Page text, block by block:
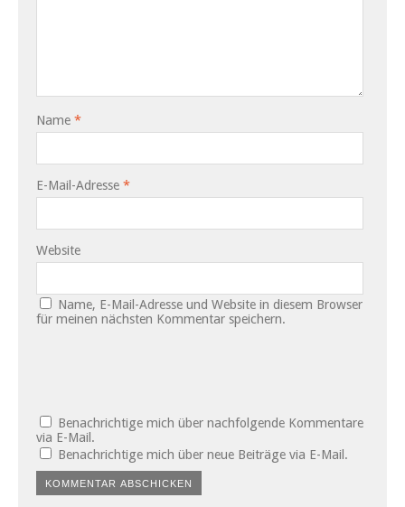
Name *
E-Mail-Adresse *
Website
Name, E-Mail-Adresse und Website in diesem Browser
für meinen nächsten Kommentar speichern.
Benachrichtige mich über nachfolgende Kommentare
via E-Mail.
Benachrichtige mich über neue Beiträge via E-Mail.